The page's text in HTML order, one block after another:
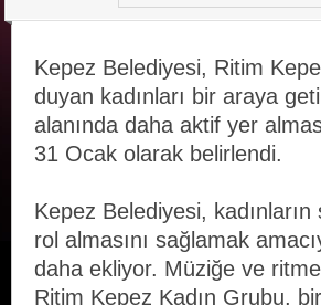
Kepez Belediyesi, Ritim
duyan kadınları bir araya
alanında daha aktif yer
31 Ocak olarak belirlendi.
Kepez Belediyesi,
rol almasını sağlamak
daha ekliyor. Müziğe ve
Ritim Kepez Kadın Grubu,